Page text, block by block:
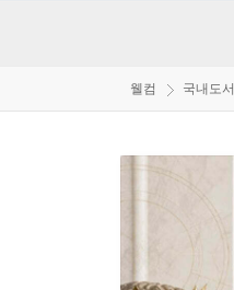
웰컴 국내도서